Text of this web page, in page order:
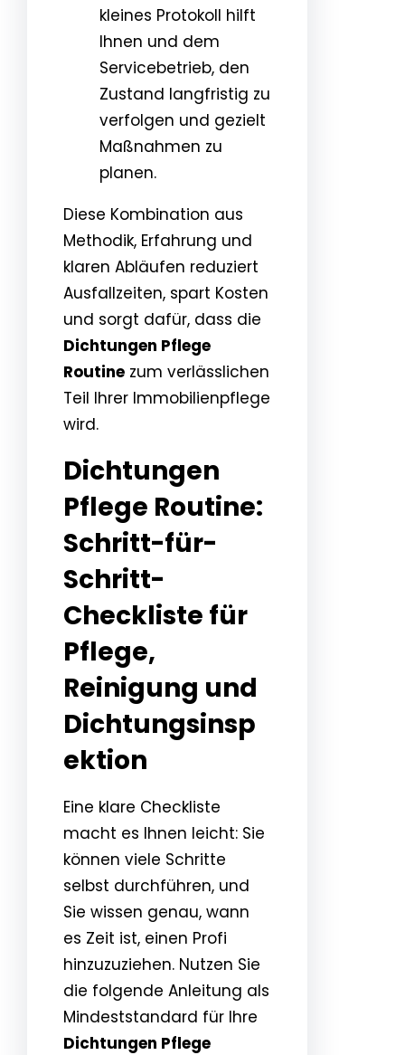
kleines Protokoll hilft
Ihnen und dem
Servicebetrieb, den
Zustand langfristig zu
verfolgen und gezielt
Maßnahmen zu
planen.
Diese Kombination aus
Methodik, Erfahrung und
klaren Abläufen reduziert
Ausfallzeiten, spart Kosten
und sorgt dafür, dass die
Dichtungen Pflege
Routine zum verlässlichen
Teil Ihrer Immobilienpflege
wird.
Dichtungen
Pflege Routine:
Schritt-für-
Schritt-
Checkliste für
Pflege,
Reinigung und
Dichtungsinsp
ektion
Eine klare Checkliste
macht es Ihnen leicht: Sie
können viele Schritte
selbst durchführen, und
Sie wissen genau, wann
es Zeit ist, einen Profi
hinzuzuziehen. Nutzen Sie
die folgende Anleitung als
Mindeststandard für Ihre
Dichtungen Pflege